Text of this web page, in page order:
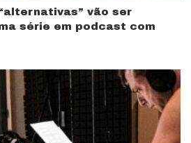
vão ser
série em podcast com